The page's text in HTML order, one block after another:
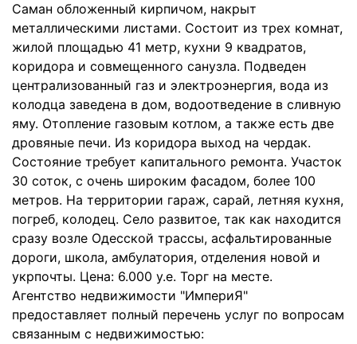
Саман обложенный кирпичом, накрыт
металлическими листами. Состоит из трех комнат,
жилой площадью 41 метр, кухни 9 квадратов,
коридора и совмещенного санузла. Подведен
централизованный газ и электроэнергия, вода из
колодца заведена в дом, водоотведение в сливную
яму. Отопление газовым котлом, а также есть две
дровяные печи. Из коридора выход на чердак.
Состояние требует капитального ремонта. Участок
30 соток, с очень широким фасадом, более 100
метров. На территории гараж, сарай, летняя кухня,
погреб, колодец. Село развитое, так как находится
сразу возле Одесской трассы, асфальтированные
дороги, школа, амбулатория, отделения новой и
укрпочты. Цена: 6.000 у.е. Торг на месте.
Агентство недвижимости "ИмпериЯ"
предоставляет полный перечень услуг по вопросам
связанным с недвижимостью: